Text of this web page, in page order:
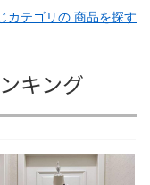
カテゴリの 商品を探す
キング